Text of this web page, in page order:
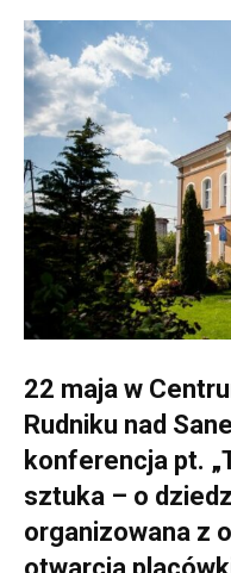
22 maja w
Rudniku nad
konferencja pt.
sztuka – o
organizowana z